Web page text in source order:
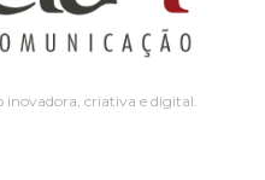
inovadora, criativa e digital.